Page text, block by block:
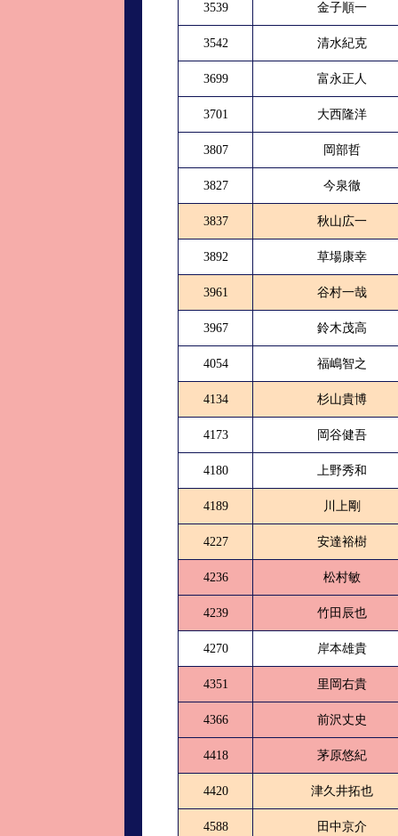
3539 金子順一
3542 清水紀克
3699 富永正人
3701 大西隆洋
3807 岡部哲
3827 今泉徹
3837 秋山広一
3892 草場康幸
3961 谷村一哉
3967 鈴木茂高
4054 福嶋智之
4134 杉山貴博
4173 岡谷健吾
4180 上野秀和
4189 川上剛
4227 安達裕樹
4236 松村敏
4239 竹田辰也
4270 岸本雄貴
4351 里岡右貴
4366 前沢丈史
4418 茅原悠紀
4420 津久井拓也
4588 田中京介